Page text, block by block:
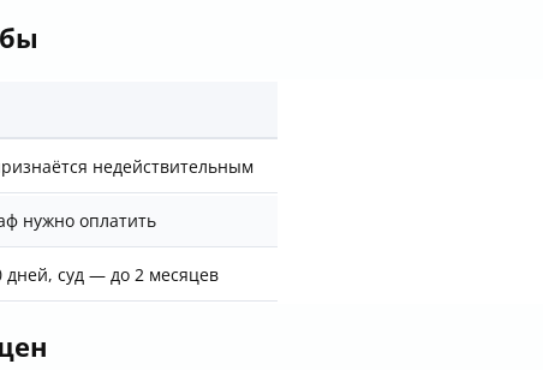
недействительным
нужно оплатить
дней, суд — до 2 месяцев